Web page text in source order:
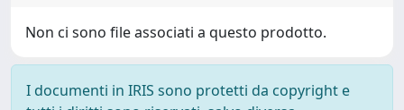
Non ci sono file associati a questo prodotto.
I documenti in IRIS sono protetti da copyright e